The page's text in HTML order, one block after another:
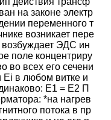
на законе электр
переменного т
возникает пере
ЭДС ин
поле концентриру
во всех его сечени
Ei в любом витке и
Е1 = Е2 П
*на нагрев
потока в пр